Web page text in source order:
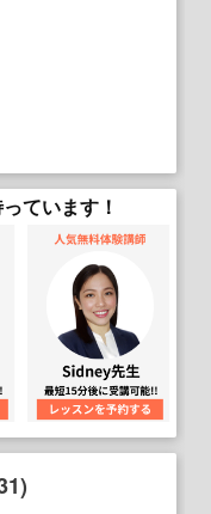
ています！